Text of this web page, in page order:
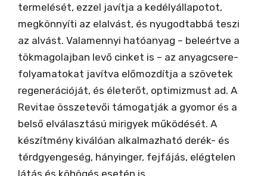
termelését, ezzel javítja a kedélyállapotot,
megkönnyíti az elalvást, és nyugodtabbá teszi
az alvást. Valamennyi hatóanyag – beleértve a
tökmagolajban levő cinket is – az anyagcsere-
folyamatokat javítva előmozdítja a szövetek
regenerációját, és életerőt, optimizmust ad. A
Revitae összetevői támogatják a gyomor és a
belső elválasztású mirigyek működését. A
készítmény kiválóan alkalmazható derék- és
térdgyengeség, hányinger, fejfájás, elégtelen
látás és köhögés esetén is.